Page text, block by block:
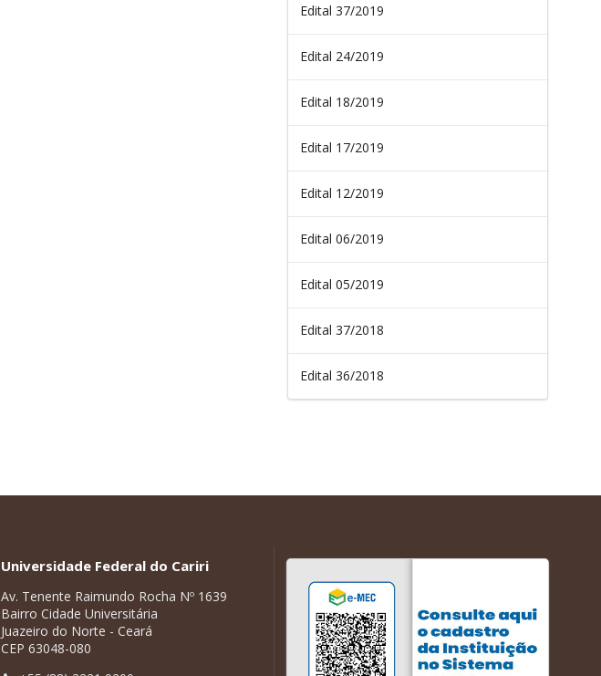
Edital 37/2019
Edital 24/2019
Edital 18/2019
Edital 17/2019
Edital 12/2019
Edital 06/2019
Edital 05/2019
Edital 37/2018
Edital 36/2018
Universidade Federal do Cariri
Av. Tenente Raimundo Rocha Nº 1639
Bairro Cidade Universitária
Juazeiro do Norte - Ceará
CEP 63048-080